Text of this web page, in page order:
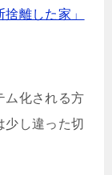
離した家」
ム化される方
少し違った切